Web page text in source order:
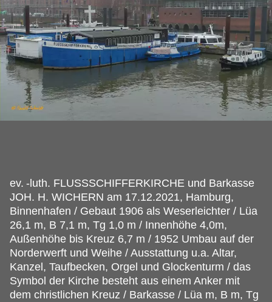
ev. -luth. FLUSSSCHIFFERKIRCHE und Barkasse
JOH. H. WICHERN am 17.12.2021, Hamburg,
Binnenhafen / Gebaut 1906 als Weserleichter / Lüa
26,1 m, B 7,1 m, Tg 1,0 m / Innenhöhe 4,0m,
Außenhöhe bis Kreuz 6,7 m / 1952 Umbau auf der
Norderwerft und Weihe / Ausstattung u.a. Altar,
Kanzel, Taufbecken, Orgel und Glockenturm / das
Symbol der Kirche besteht aus einem Anker mit
dem christlichen Kreuz / Barkasse / Lüa m, B m, Tg